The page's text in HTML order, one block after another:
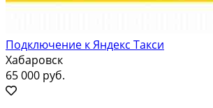
Подключение к Яндекс Такси
Хабаровск
65 000 руб.